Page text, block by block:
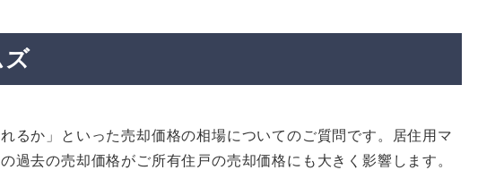
ズ
るか」といった売却価格の相場についてのご質問です。居住用マ
去の売却価格がご所有住戸の売却価格にも大きく影響します。